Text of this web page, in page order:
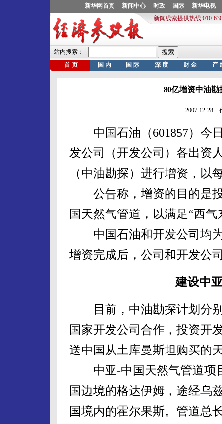
80亿增资中油
2007-12-28
中国石油（601857）今
发公司（开发公司）各出资
（中油勘探）进行增资，以
公告称，增资的目的是投
国天然气管道，以满足“西
中国石油和开发公司均为
增资完成后，公司和开发公
建设中
目前，中油勘探计划分别
国家开发公司合作，投资开
送中国从土库曼斯坦购买的
中亚-中国天然气管道项
国边境的格达伊姆，途经乌
国境内的霍尔果斯。管道总